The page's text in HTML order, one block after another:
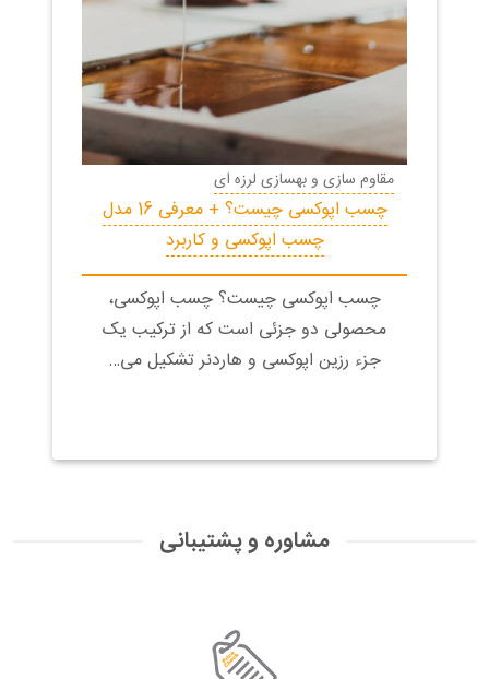
مقاوم سازی و بهسازی لرزه ای
چسب اپوکسی چیست؟ + معرفی 16 مدل
چسب اپوکسی و کاربرد
چسب اپوکسی چیست؟ چسب اپوکسی،
محصولی دو جزئی است که از ترکیب یک
جزء رزین اپوکسی و هاردنر تشکیل می…
مشاوره و پشتیبانی